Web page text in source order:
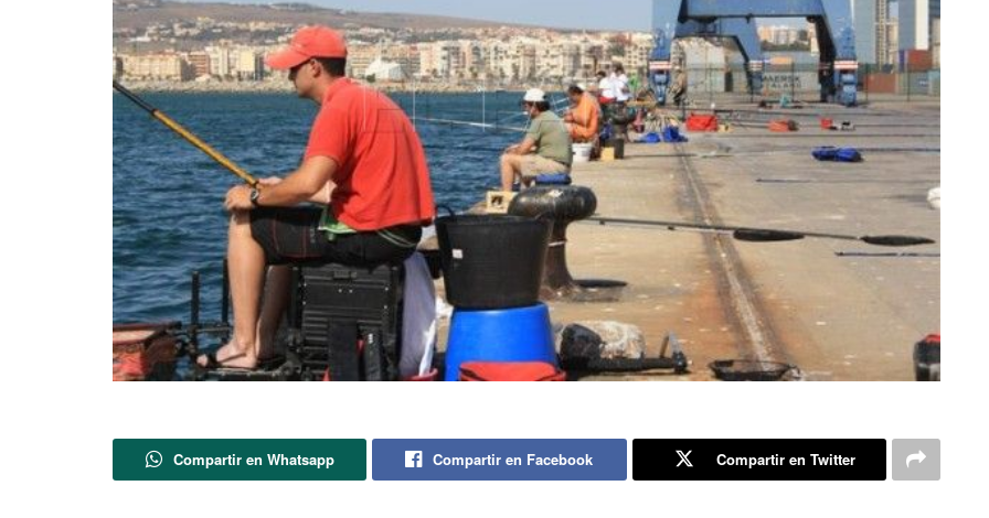
Compartir en Whatsapp Compartir en Facebook Compartir en Twitter